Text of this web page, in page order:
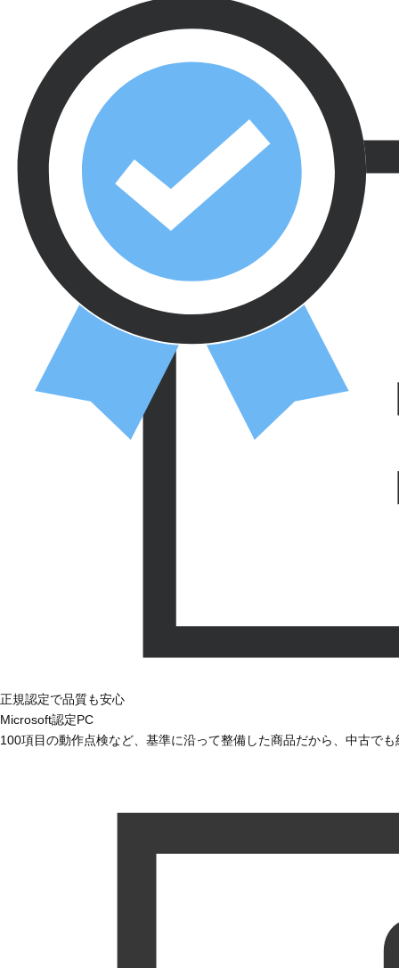
正規認定で品質も安心
Microsoft認定PC
100項目の動作点検など、基準に沿って整備した商品だから、中古で